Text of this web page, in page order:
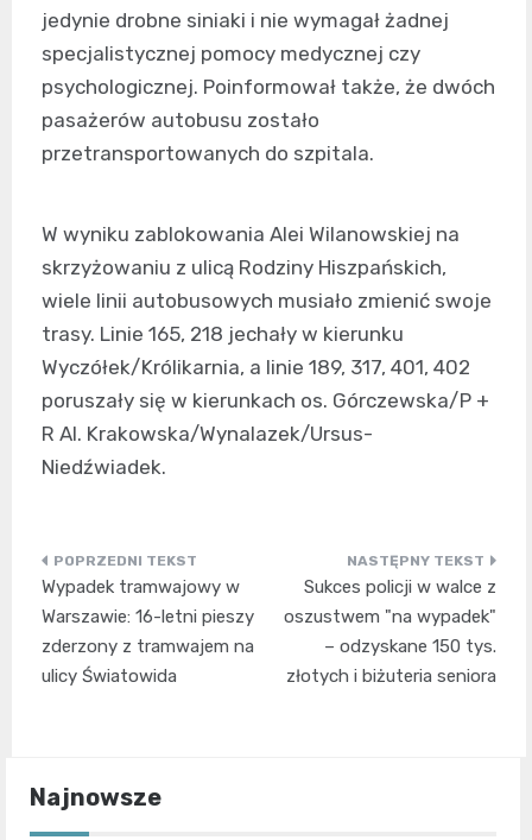
jedynie drobne siniaki i nie wymagał żadnej
specjalistycznej pomocy medycznej czy
psychologicznej. Poinformował także, że dwóch
pasażerów autobusu zostało
przetransportowanych do szpitala.
W wyniku zablokowania Alei Wilanowskiej na
skrzyżowaniu z ulicą Rodziny Hiszpańskich,
wiele linii autobusowych musiało zmienić swoje
trasy. Linie 165, 218 jechały w kierunku
Wyczółek/Królikarnia, a linie 189, 317, 401, 402
poruszały się w kierunkach os. Górczewska/P +
R Al. Krakowska/Wynalazek/Ursus-
Niedźwiadek.
Nawigacja
wpisu
Wypadek tramwajowy w
Warszawie: 16-letni pieszy
zderzony z tramwajem na
ulicy Światowida
Sukces policji w walce z
oszustwem "na wypadek"
– odzyskane 150 tys.
złotych i biżuteria seniora
Najnowsze